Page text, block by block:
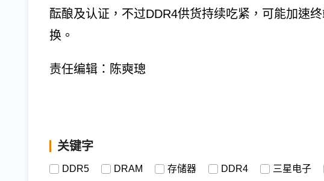
酝酿及认证，不过DDR4供货持续吃紧，可能加速
换。
责任编辑：陈奭璁
关键字
DDR5 DRAM 存储器 DDR4 三星电子